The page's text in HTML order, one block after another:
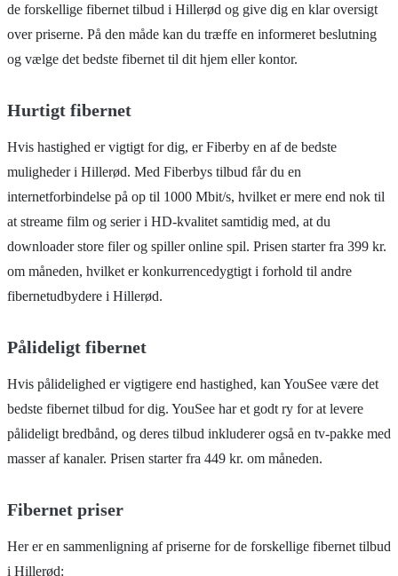
de forskellige fibernet tilbud i Hillerød og give dig en klar oversigt
over priserne. På den måde kan du træffe en informeret beslutning
og vælge det bedste fibernet til dit hjem eller kontor.
Hurtigt fibernet
Hvis hastighed er vigtigt for dig, er Fiberby en af de bedste
muligheder i Hillerød. Med Fiberbys tilbud får du en
internetforbindelse på op til 1000 Mbit/s, hvilket er mere end nok til
at streame film og serier i HD-kvalitet samtidig med, at du
downloader store filer og spiller online spil. Prisen starter fra 399 kr.
om måneden, hvilket er konkurrencedygtigt i forhold til andre
fibernetudbydere i Hillerød.
Pålideligt fibernet
Hvis pålidelighed er vigtigere end hastighed, kan YouSee være det
bedste fibernet tilbud for dig. YouSee har et godt ry for at levere
pålideligt bredbånd, og deres tilbud inkluderer også en tv-pakke med
masser af kanaler. Prisen starter fra 449 kr. om måneden.
Fibernet priser
Her er en sammenligning af priserne for de forskellige fibernet tilbud
i Hillerød: